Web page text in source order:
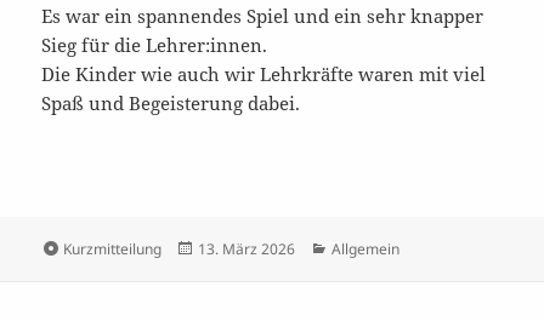
Es war ein spannendes Spiel und ein sehr knapper
Sieg für die Lehrer:innen.
Die Kinder wie auch wir Lehrkräfte waren mit viel
Spaß und Begeisterung dabei.
Format
Kurzmitteilung
Veröffentlicht
13. März 2026 Kategorien
Allgemein